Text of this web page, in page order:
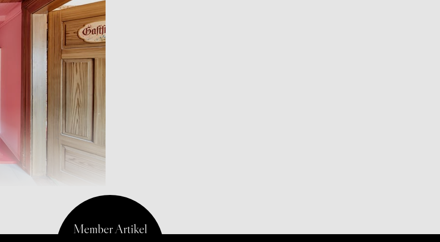
beginnend beim digitalen Check-in